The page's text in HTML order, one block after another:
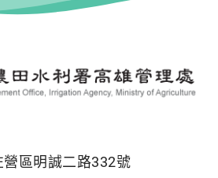
區明誠二路332號